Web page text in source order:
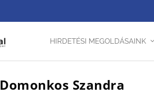
HIRDETÉSI MEGOLDÁSAINK
Domonkos Szandra